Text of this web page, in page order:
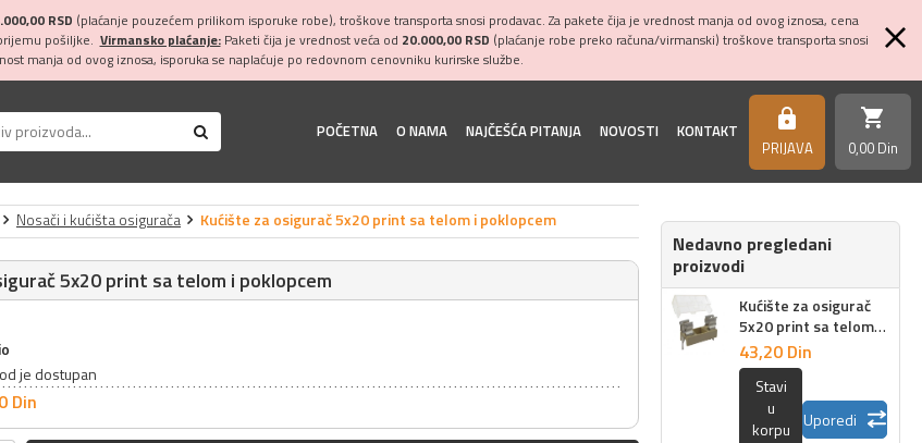
RSD (plaćanje pouzećem prilikom isporuke robe), troškove transporta snosi prodavac. Za pakete čija je vrednost manja od ovog iznosa, cena
pošiljke. Virmansko plaćanje:Paketi čija je vrednost veća od 20.000,00 RSD (plaćanje robe preko računa/virmanski) troškove transporta snosi
manja od ovog iznosa, isporuka se naplaćuje po redovnom cenovniku kurirske službe.
POČETNA O NAMA NAJČEŠĆA PITANJA NOVOSTI KONTAKT https
PRIJAVA
shopping_cart
0,00 Din
Nosači i kućišta osigurača Kućište za osigurač 5x20 print sa telom i poklopcem
5x20 print sa telom i poklopcem
je dostupan
Din
Nedavno pregledani
proizvodi
Kućište za osigurač
5x20 print sa telom i
poklopcem
43,20 Din
Stavi
u
korpu
Uporedi